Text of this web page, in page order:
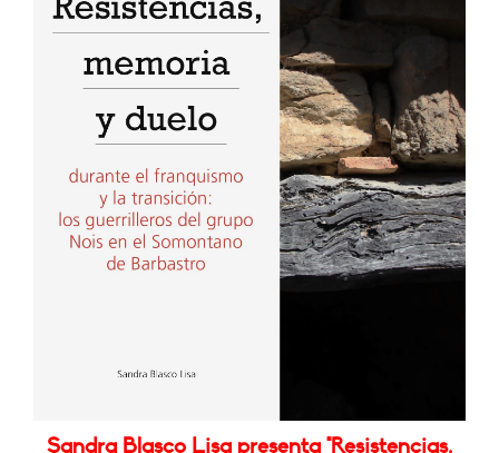
Sandra Blasco Lisa presenta "Resistencias,